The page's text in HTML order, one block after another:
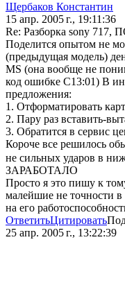
Щербаков Константин
15 апр. 2005 г., 19:11:36
Re: Разборка sony
Поделится опытом не
(предыдущая модель)
MS (она вообще не
код ошибке С13:01) В
предложения:
1. Отформатировать
2. Пару раз вставить-
3. Обратится в сервис
Короче все решилось
не сильных ударов в
ЗАРАБОТАЛО
Просто я это пишу к
малейшие не точности в
на его
ОтветитьЦитировать
25 апр. 2005 г., 13:22:39